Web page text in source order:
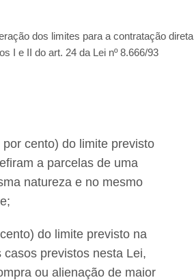
dos limites para a contratação direta
I e II do art. 24 da Lei nº 8.666/93
cento) do limite previsto
a parcelas de uma
natureza e no mesmo
do limite previsto na
casos previstos nesta Lei,
ou alienação de maior